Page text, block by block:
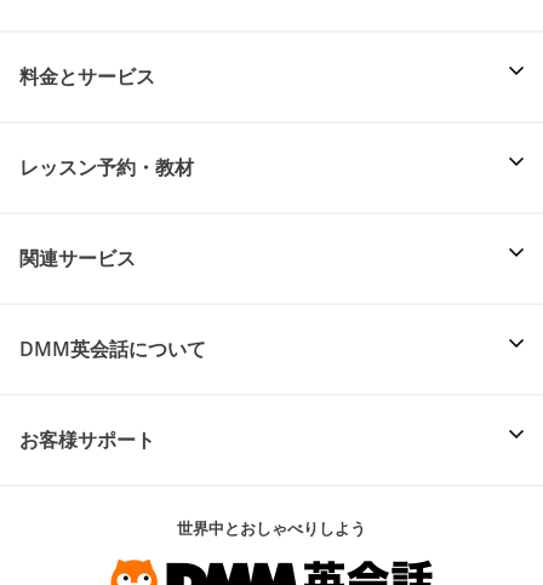
料金とサービス
レッスン予約・教材
関連サービス
DMM英会話について
お客様サポート
世界中とおしゃべりしよう